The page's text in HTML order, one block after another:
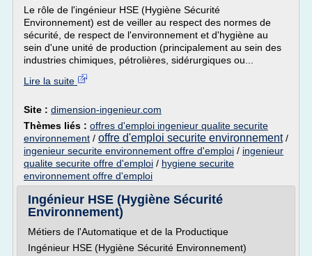
Le rôle de l'ingénieur HSE (Hygiène Sécurité
Environnement) est de veiller au respect des normes de
sécurité, de respect de l'environnement et d'hygiène au
sein d'une unité de production (principalement au sein des
industries chimiques, pétrolières, sidérurgiques ou...
Lire la suite
Site : dimension-ingenieur.com
Thèmes liés : offres d'emploi ingenieur qualite securite
environnement / offre d'emploi securite environnement/
ingenieur securite environnement offre d'emploi / ingenieur
qualite securite offre d'emploi / hygiene securite
environnement offre d'emploi
Ingénieur HSE (Hygiène Sécurité
Environnement)
Métiers de l'Automatique et de la Productique
Ingénieur HSE (Hygiène Sécurité Environnement)